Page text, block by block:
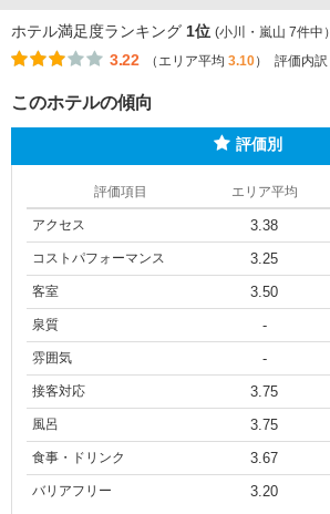
ホテル満足度ランキング 1位 (小川・嵐山 7件中）
3.22 （エリア平均 3.10） 評価内訳
このホテルの傾向
評価別
評価項目 エリア平均
アクセス 3.38
コストパフォーマンス 3.25
客室 3.50
泉質 -
雰囲気 -
接客対応 3.75
風呂 3.75
食事・ドリンク 3.67
バリアフリー 3.20